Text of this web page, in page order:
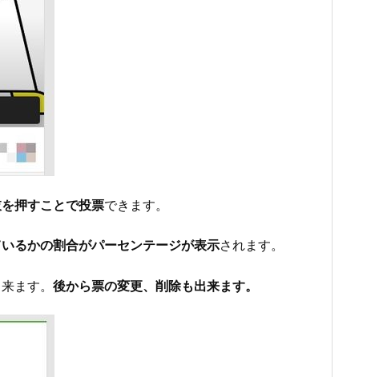
押すことで投票できます。
るかの割合がパーセンテージが表示されます。
ます。 後から票の変更、削除も出来ます。